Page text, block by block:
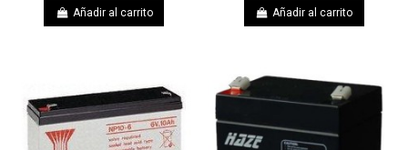
Añadir al carrito Añadir al carrito